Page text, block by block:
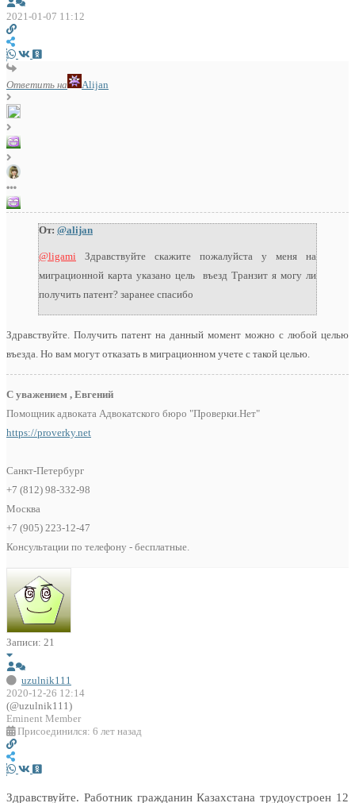
2021-01-07 11:12
Ответить на Alijan
От: @alijan
@ligami Здравствуйте скажите пожалуйста у меня на
миграционной карта указано цель въезд Транзит я могу ли
получить патент? заранее спасибо
Здравствуйте. Получить патент на данный момент можно с любой целью
въезда. Но вам могут отказать в миграционном учете с такой целью.
С уважением , Евгений
Помощник адвоката Адвокатского бюро "Проверки.Нет"
https://proverky.net
Санкт-Петербург
+7 (812) 98-332-98
Москва
+7 (905) 223-12-47
Консультации по телефону - бесплатные.
Записи: 21
uzulnik111
2020-12-26 12:14
(@uzulnik111)
Eminent Member
Присоединился: 6 лет назад
Здравствуйте. Работник гражданин Казахстана трудоустроен 12